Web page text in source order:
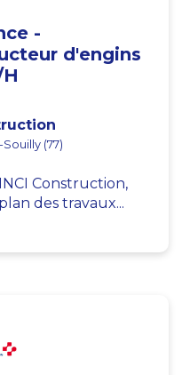
-
d'engins
(77)
Construction,
des travaux...